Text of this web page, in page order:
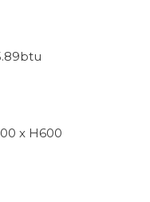
x H600